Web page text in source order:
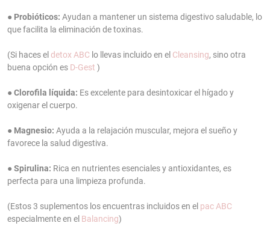
● Probióticos: Ayudan a mantener un sistema digestivo saludable, lo
que facilita la eliminación de toxinas.
(Si haces el detox ABC lo llevas incluido en el Cleansing, sino otra
buena opción es D-Gest )
● Clorofila líquida: Es excelente para desintoxicar el hígado y
oxigenar el cuerpo.
● Magnesio: Ayuda a la relajación muscular, mejora el sueño y
favorece la salud digestiva.
● Spirulina: Rica en nutrientes esenciales y antioxidantes, es
perfecta para una limpieza profunda.
(Estos 3 suplementos los encuentras incluidos en el pac ABC
especialmente en el Balancing)